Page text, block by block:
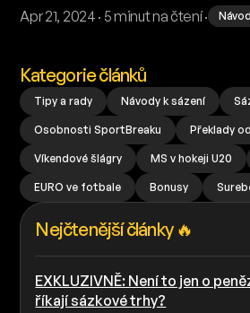
Apr 21, 2024 · 5 minut na čtení ·
Kategorie článků
Tipy a rady Návody k sázení
Osobnosti SportBreaku Překlady
Víkendové šlágry MS v hokeji U20
EURO ve fotbale Bonusy
Nejčtenější články 🔥
EXKLUZIVNĚ: Není to jen o
říkají sázkové trhy?